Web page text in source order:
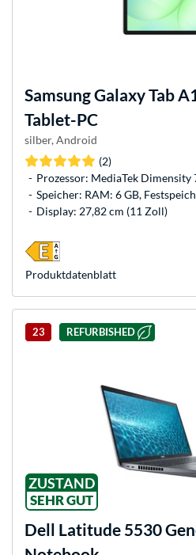
SamsungGalaxy Tab
Tablet-PC
silber, Android
(2)
Prozessor: MediaTek Dimensity
Speicher: RAM: 6 GB,
Display: 27,82 cm (11 Zoll)
Produkt­datenblatt
23 REFURBISHED
ZUSTAND
SEHR GUT
Dell Latitude 5530